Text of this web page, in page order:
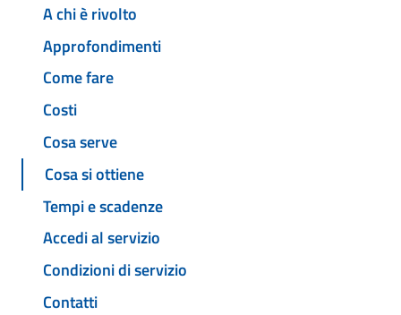
A chi è rivolto
Approfondimenti
Come fare
Costi
Cosa serve
Cosa si ottiene
Tempi e scadenze
Accedi al servizio
Condizioni di servizio
Contatti